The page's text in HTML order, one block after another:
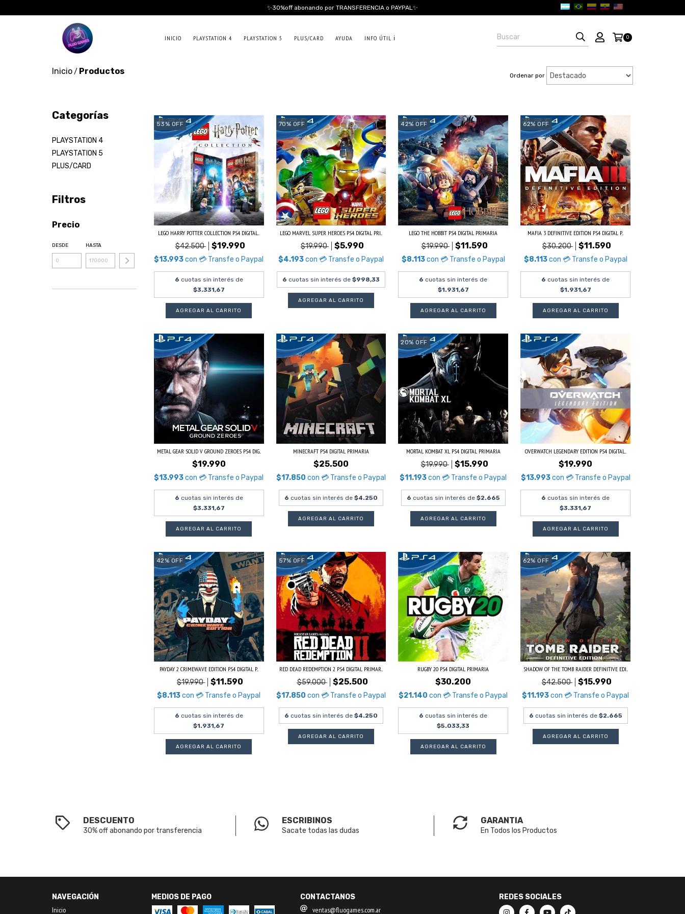
✨30%off abonando por TRANSFERENCIA o PAYPAL✨
INICIO PLAYSTATION 4 PLAYSTATION 5 PLUS/CARD AYUDA INFO ÚTIL ℹ️ 0
Inicio/ Productos Ordenar por
Categorías
PLAYSTATION 4
PLAYSTATION 5
PLUS/CARD
Filtros
Precio
DESDE HASTA
53% OFF
LEGO HARRY POTTER COLLECTION PS4 DIGITAL...
$42.500 $19.990
$13.993con 💳 Transfe o Paypal
6 cuotas sin interés de
$3.331,67
70% OFF
LEGO MARVEL SUPER HEROES PS4 DIGITAL PRI...
$19.990 $5.990
$4.193con 💳 Transfe o Paypal
6 cuotas sin interés de$998,33
42%OFF
LEGO THE HOBBIT PS4 DIGITAL PRIMARIA
$19.990 $11.590
$8.113con 💳 Transfe o Paypal
6 cuotas sin interés de
$1.931,67
62%OFF
MAFIA 3 DEFINITIVE EDITION PS4 DIGITAL P...
$30.200 $11.590
$8.113con 💳 Transfe o Paypal
6 cuotas sin interés de
$1.931,67
METAL GEAR SOLID V GROUND ZEROES PS4 DIG...
$19.990
$13.993con 💳 Transfe o Paypal
6 cuotas sin interés de
$3.331,67
MINECRAFT PS4 DIGITAL PRIMARIA
$25.500
$17.850con 💳 Transfe o Paypal
6 cuotas sin interés de$4.250
20%OFF
MORTAL KOMBAT XL PS4 DIGITAL PRIMARIA
$19.990 $15.990
$11.193con 💳 Transfe o Paypal
6 cuotas sin interés de $2.665
OVERWATCH LEGENDARY EDITION PS4 DIGITAL...
$19.990
$13.993con 💳 Transfe o Paypal
6 cuotas sin interés de
$3.331,67
42% OFF
PAYDAY 2 CRIMEWAVE EDITION PS4 DIGITAL P...
$19.990 $11.590
$8.113con 💳 Transfe o Paypal
6 cuotas sin interés de
$1.931,67
57% OFF
RED DEAD REDEMPTION 2 PS4 DIGITAL PRIMAR...
$59.000 $25.500
$17.850con 💳 Transfe o Paypal
6 cuotas sin interés de$4.250
RUGBY 20 PS4 DIGITAL PRIMARIA
$30.200
$21.140con 💳 Transfe o Paypal
6 cuotas sin interés de
$5.033,33
62%OFF
SHADOW OF THE TOMB RAIDER DEFINITIVE EDI...
$42.500 $15.990
$11.193con 💳 Transfe o Paypal
6 cuotas sin interés de $2.665
DESCUENTO
30% off abonando por transferencia
ESCRIBINOS
Sacate todas las dudas
GARANTIA
En Todos los Productos
NAVEGACIÓN
Inicio
MEDIOS DE PAGO CONTACTANOS
ventas@fluogames.com.ar
REDES SOCIALES